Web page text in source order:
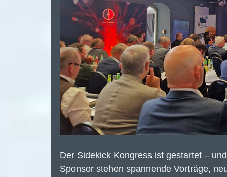
Der Sidekick Kongress ist gestartet –
Sponsor stehen spannende Vorträge,